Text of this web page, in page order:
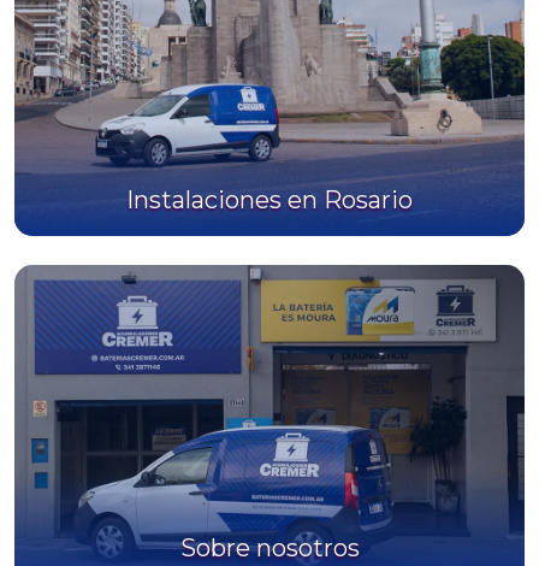
Instalaciones en Rosario
Sobre nosotros